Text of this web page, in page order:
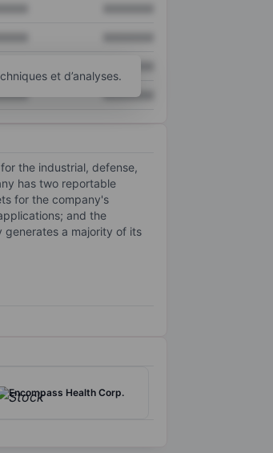
XXXXXXX
et d’analyses.
the industrial, defense,
has two reportable
for the company's
and the
generates a majority of its
Encompass Health Corp.